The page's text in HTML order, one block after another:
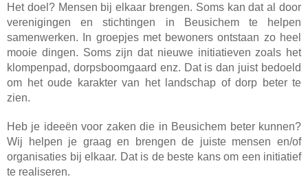
Het doel? Mensen bij elkaar brengen. Soms kan dat al door
verenigingen en stichtingen in Beusichem te helpen
samenwerken. In groepjes met bewoners ontstaan zo heel
mooie dingen. Soms zijn dat nieuwe initiatieven zoals het
klompenpad, dorpsboomgaard enz. Dat is dan juist bedoeld
om het oude karakter van het landschap of dorp beter te
zien.
Heb je ideeën voor zaken die in Beusichem beter kunnen?
Wij helpen je graag en brengen de juiste mensen en/of
organisaties bij elkaar. Dat is de beste kans om een initiatief
te realiseren.